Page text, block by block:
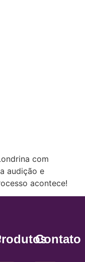
com
audição e
acontece!
Contato